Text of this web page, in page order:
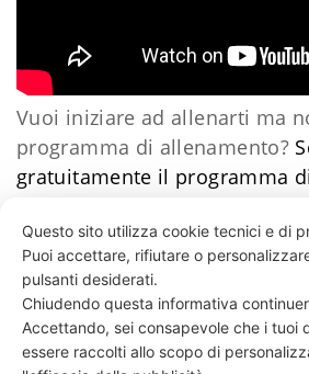
Vuoi iniziare ad allenarti ma
programma di allenamento?
gratuitamente il programma
62 LIKES
331 818 4777DANIELE ESPOSITO
Questo sito utilizza cookie tecnici e di
Puoi accettare, rifiutare o
pulsanti desiderati.
Chiudendo questa informativa
Accettando, sei consapevole che i tuoi
essere raccolti allo scopo di